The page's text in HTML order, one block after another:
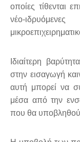
οποίες τίθενται
νέο-
Ιδιαίτερη
στην εισαγωγή
αυτή μπορεί να
μέσα από την
που θα